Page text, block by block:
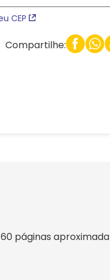
CEP
Compartilhe:
páginas